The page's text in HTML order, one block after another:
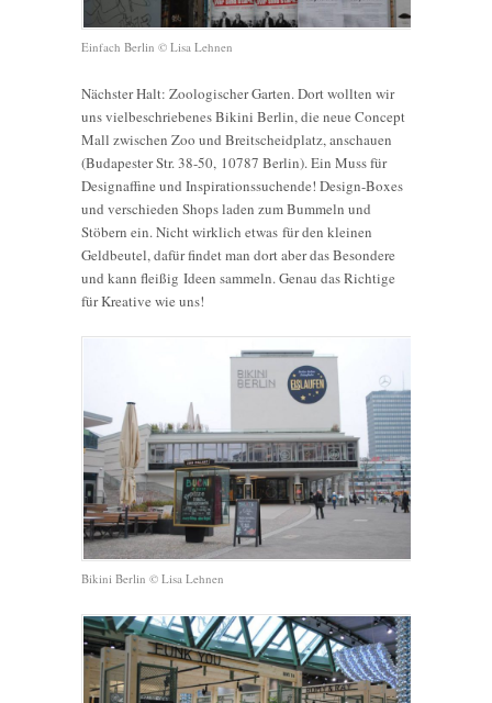
Einfach Berlin © Lisa Lehnen
Nächster Halt: Zoologischer Garten. Dort wollten wir
uns vielbeschriebenes Bikini Berlin, die neue Concept
Mall zwischen Zoo und Breitscheidplatz, anschauen
(Budapester Str. 38-50, 10787 Berlin). Ein Muss für
Designaffine und Inspirationssuchende! Design-Boxes
und verschieden Shops laden zum Bummeln und
Stöbern ein. Nicht wirklich etwas für den kleinen
Geldbeutel, dafür findet man dort aber das Besondere
und kann fleißig Ideen sammeln. Genau das Richtige
für Kreative wie uns!
Bikini Berlin © Lisa Lehnen